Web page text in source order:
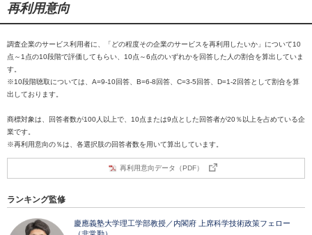
再利用意向
調査企業のサービス利用者に、「どの程度その企業のサービスを再利用したいか」について10
点～1点の10段階で評価してもらい、10点～6点のいずれかを回答した人の割合を算出していま
す。
※10段階聴取については、A=9-10回答、B=6-8回答、C=3-5回答、D=1-2回答として割合を算
出しております。
商標対象は、回答者数が100人以上で、10点または9点とした回答者が20％以上を占めている企
業です。
※再利用意向の％は、各選択肢の回答者数を用いて算出しています。
再利用意向データ（PDF）
ランキング監修
慶應義塾大学理工学部教授／内閣府 上席科学技術政策フェロー